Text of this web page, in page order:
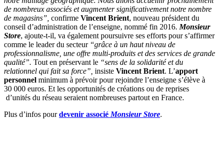
de nombreux associés et augmenter significativement notre nombre
de magasins”, confirme Vincent Brient, nouveau président du
conseil d’administration de l’enseigne, nommé fin 2016. Monsieur
Store, ajoute-t-il, va également poursuivre ses efforts pour s’affirmer
comme le leader du secteur “grâce à un haut niveau de
professionnalisme, une offre multi-produits et des services de grande
qualité”. Tout en préservant le “sens de la solidarité et du
relationnel qui fait sa force”, insiste Vincent Brient. L’apport
personnel minimum à prévoir pour rejoindre l’enseigne s’élève à
30 000 euros. Et les opportunités de créations ou de reprises
d’unités du réseau seraient nombreuses partout en France.
Plus d’infos pourdevenir associé Monsieur Store.